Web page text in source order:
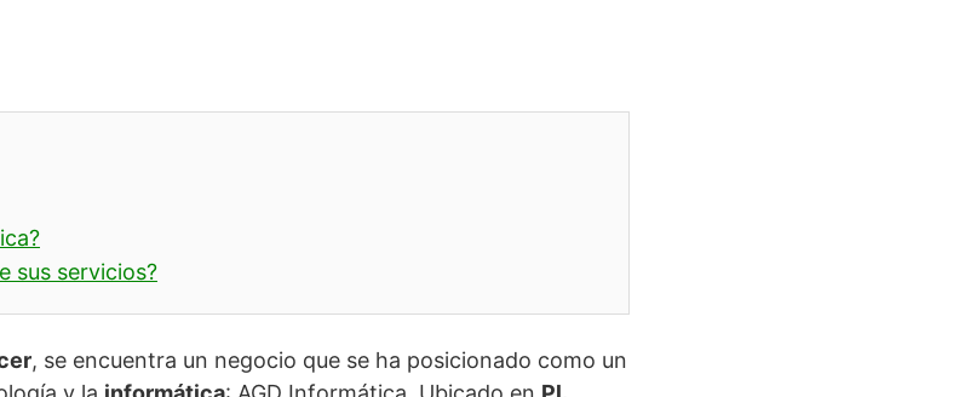
sus servicios?
, se encuentra un negocio que se ha posicionado como un